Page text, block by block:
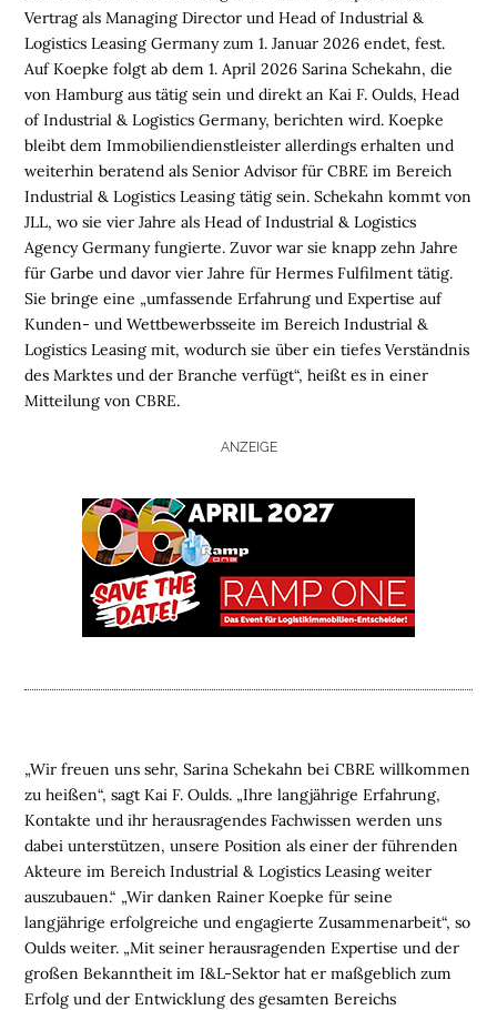
E
L
O
G
I
M
M
O
B
I
L
I
E
N
Vertrag als Managing Director und Head of Industrial &
Logistics Leasing Germany zum 1. Januar 2026 endet, fest.
Auf Koepke folgt ab dem 1. April 2026 Sarina Schekahn, die
von Hamburg aus tätig sein und direkt an Kai F. Oulds, Head
of Industrial & Logistics Germany, berichten wird. Koepke
bleibt dem Immobiliendienstleister allerdings erhalten und
weiterhin beratend als Senior Advisor für CBRE im Bereich
Industrial & Logistics Leasing tätig sein. Schekahn kommt von
JLL, wo sie vier Jahre als Head of Industrial & Logistics
Agency Germany fungierte. Zuvor war sie knapp zehn Jahre
für Garbe und davor vier Jahre für Hermes Fulfilment tätig.
Sie bringe eine „umfassende Erfahrung und Expertise auf
Kunden- und Wettbewerbsseite im Bereich Industrial &
Logistics Leasing mit, wodurch sie über ein tiefes Verständnis
des Marktes und der Branche verfügt“, heißt es in einer
Mitteilung von CBRE.
„Wir freuen uns sehr, Sarina Schekahn bei CBRE willkommen
zu heißen“, sagt Kai F. Oulds. „Ihre langjährige Erfahrung,
Kontakte und ihr herausragendes Fachwissen werden uns
dabei unterstützen, unsere Position als einer der führenden
Akteure im Bereich Industrial & Logistics Leasing weiter
auszubauen.“ „Wir danken Rainer Koepke für seine
langjährige erfolgreiche und engagierte Zusammenarbeit“, so
Oulds weiter. „Mit seiner herausragenden Expertise und der
großen Bekanntheit im I&L-Sektor hat er maßgeblich zum
Erfolg und der Entwicklung des gesamten Bereichs
ANZEIGE